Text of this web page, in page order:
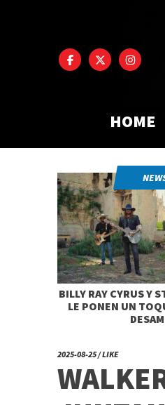
HOME
BILLY RAY CYRUS Y
LE PONEN UN
2025-08-25 / LIKE